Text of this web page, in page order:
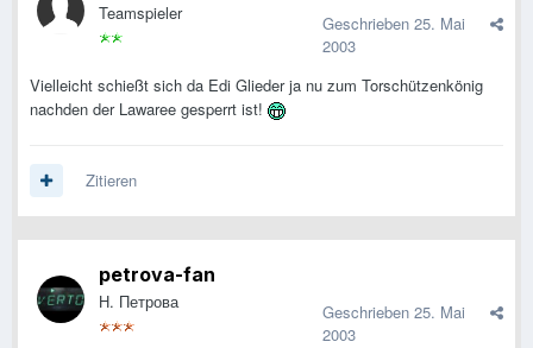
Teamspieler Geschrieben 25. Mai
2003
Vielleicht schießt sich da Edi Glieder ja nu zum Torschützenkönig
nachden der Lawaree gesperrt ist!
Zitieren
petrova-fan
Н. Петрова Geschrieben 25. Mai
2003